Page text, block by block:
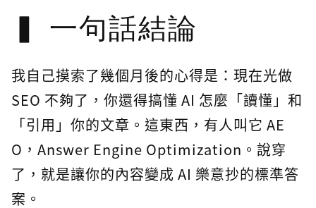
一句話結論
我自己摸索了幾個月後的心得是：現在光做
SEO 不夠了，你還得搞懂 AI 怎麼「讀懂」和
「引用」你的文章。這東西，有人叫它 AE
O，Answer Engine Optimization。說穿
了，就是讓你的內容變成 AI 樂意抄的標準答
案。